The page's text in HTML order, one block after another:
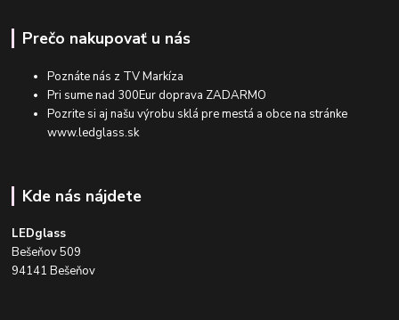
Prečo nakupovať u nás
Poznáte nás z TV Markíza
Pri sume nad 300Eur doprava ZADARMO
Pozrite si aj našu výrobu sklá pre mestá a obce na stránke
www.ledglass.sk
Kde nás nájdete
LEDglass
Bešeňov 509
94141 Bešeňov